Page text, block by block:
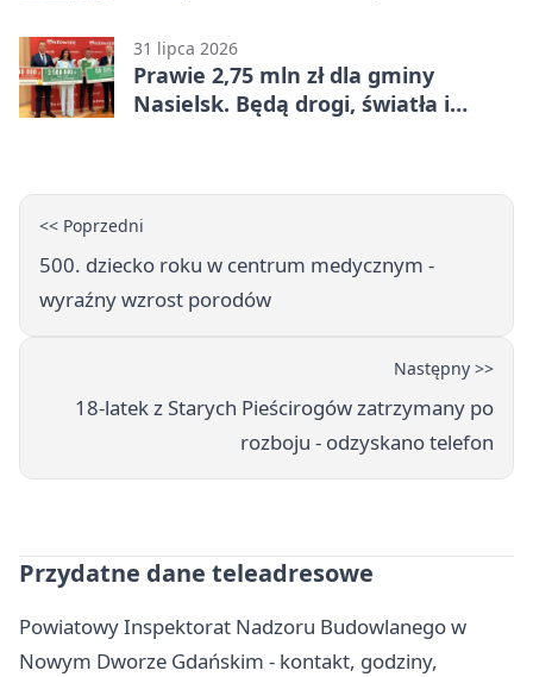
31 lipca 2026
Prawie 2,75 mln zł dla gminy
Nasielsk. Będą drogi, światła i
<< Poprzedni
500. dziecko roku w centrum medycznym -
wyraźny wzrost porodów
Następny >>
18-latek z Starych Pieścirogów zatrzymany po
rozboju - odzyskano telefon
Przydatne dane teleadresowe
Powiatowy Inspektorat Nadzoru Budowlanego w
Nowym Dworze Gdańskim - kontakt, godziny,